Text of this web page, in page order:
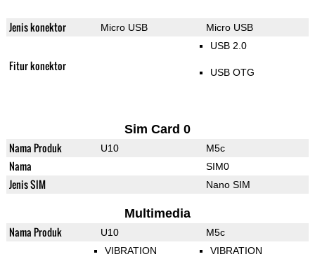
Jenis konektor Micro USB Micro USB
Fitur konektor
USB 2.0
USB OTG
Sim Card 0
Nama Produk U10 M5c
Nama SIM0
Jenis SIM Nano SIM
Multimedia
Nama Produk U10 M5c
VIBRATION VIBRATION